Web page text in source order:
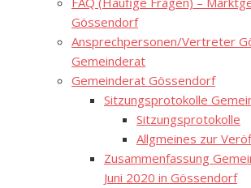
Gössendorf
Ansprechpersonen/Vertreter
Gemeinderat
Gemeinderat Gössendorf
Sitzungsprotokolle
Sitzungsprotokolle
Allgmeines zur
Zusammenfassung
Juni 2020 in Gössendorf